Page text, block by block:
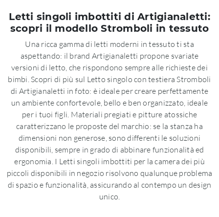
Letti singoli imbottiti di Artigianaletti:
scopri il modello Stromboli in tessuto
Una ricca gamma di letti moderni in tessuto ti sta
aspettando: il brand Artigianaletti propone svariate
versioni di letto, che rispondono sempre alle richieste dei
bimbi. Scopri di più sul Letto singolo con testiera Stromboli
di Artigianaletti in foto: è ideale per creare perfettamente
un ambiente confortevole, bello e ben organizzato, ideale
per i tuoi figli. Materiali pregiati e pitture atossiche
caratterizzano le proposte del marchio: se la stanza ha
dimensioni non generose, sono differenti le soluzioni
disponibili, sempre in grado di abbinare funzionalità ed
ergonomia. I Letti singoli imbottiti per la camera dei più
piccoli disponibili in negozio risolvono qualunque problema
di spazio e funzionalità, assicurando al contempo un design
unico.